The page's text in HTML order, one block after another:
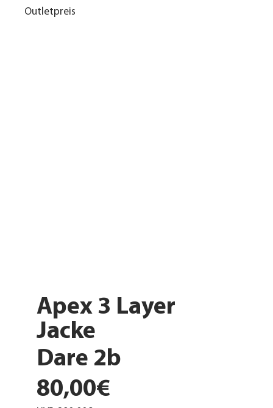
Apex 3 Layer
Jacke
Dare 2b
80,00€
Outletpreis